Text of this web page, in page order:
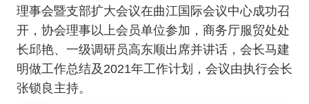
理事会暨支部扩大会议在曲江国际会议中心成功召
开，协会理事以上会员单位参加，商务厅服贸处处
长邱艳、一级调研员高东顺出席并讲话，会长马建
明做工作总结及2021年工作计划，会议由执行会长
张锁良主持。